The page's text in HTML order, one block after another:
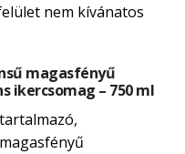
nem kívánatos
magasfényű
ikercsomag – 750 ml